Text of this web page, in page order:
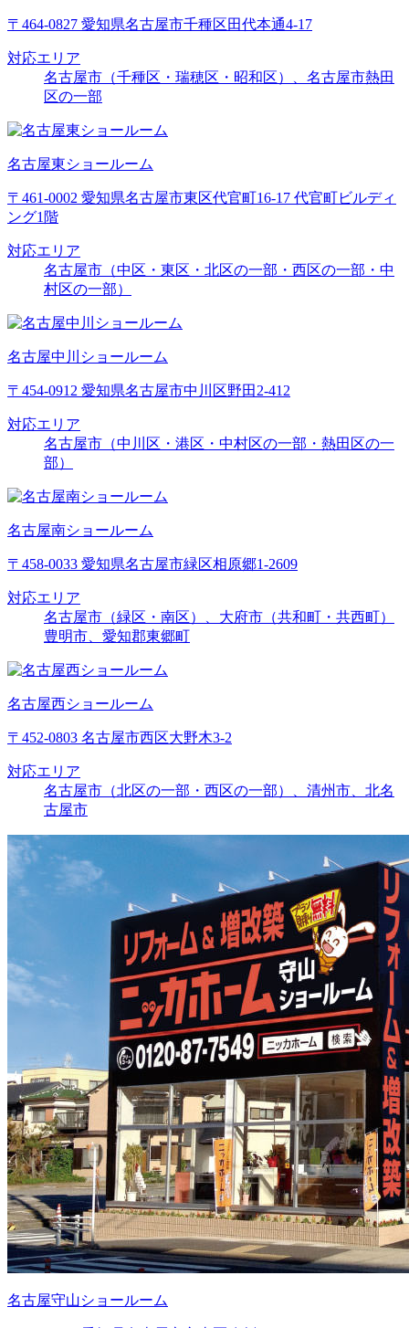
〒464-0827 愛知県名古屋市千種区田代本通4-17
対応エリア
名古屋市（千種区・瑞穂区・昭和区）、名古屋市熱田
区の一部
名古屋東ショールーム
〒461-0002 愛知県名古屋市東区代官町16-17 代官町ビルディ
ング1階
対応エリア
名古屋市（中区・東区・北区の一部・西区の一部・中
村区の一部）
名古屋中川ショールーム
〒454-0912 愛知県名古屋市中川区野田2-412
対応エリア
名古屋市（中川区・港区・中村区の一部・熱田区の一
部）
名古屋南ショールーム
〒458-0033 愛知県名古屋市緑区相原郷1-2609
対応エリア
名古屋市（緑区・南区）、大府市（共和町・共西町）
豊明市、愛知郡東郷町
名古屋西ショールーム
〒452-0803 名古屋市西区大野木3-2
対応エリア
名古屋市（北区の一部・西区の一部）、清州市、北名
古屋市
名古屋守山ショールーム